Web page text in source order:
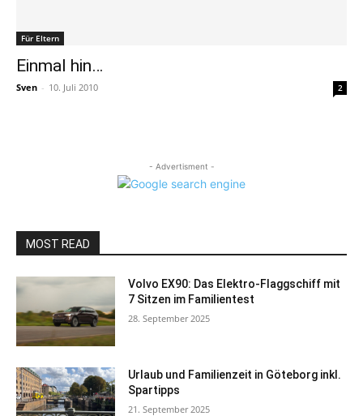
Für Eltern
Einmal hin…
Sven - 10. Juli 2010 2
- Advertisment -
MOST READ
Volvo EX90: Das Elektro-Flaggschiff mit
7 Sitzen im Familientest
28. September 2025
Urlaub und Familienzeit in Göteborg inkl.
Spartipps
21. September 2025